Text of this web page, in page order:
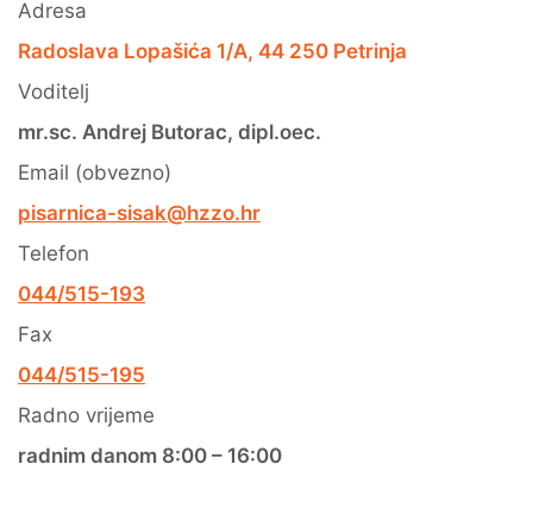
Adresa
Radoslava Lopašića 1/A, 44 250 Petrinja
Voditelj
mr.sc. Andrej Butorac, dipl.oec.
Email (obvezno)
pisarnica-sisak@hzzo.hr
Telefon
044/515-193
Fax
044/515-195
Radno vrijeme
radnim danom 8:00 – 16:00